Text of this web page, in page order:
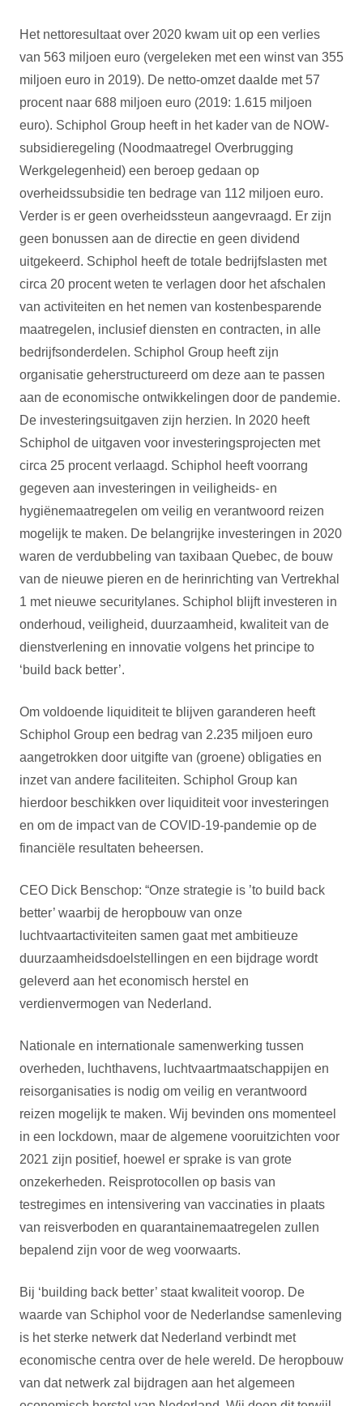
Het nettoresultaat over 2020 kwam uit op een verlies
van 563 miljoen euro (vergeleken met een winst van 355
miljoen euro in 2019). De netto-omzet daalde met 57
procent naar 688 miljoen euro (2019: 1.615 miljoen
euro). Schiphol Group heeft in het kader van de NOW-
subsidieregeling (Noodmaatregel Overbrugging
Werkgelegenheid) een beroep gedaan op
overheidssubsidie ten bedrage van 112 miljoen euro.
Verder is er geen overheidssteun aangevraagd. Er zijn
geen bonussen aan de directie en geen dividend
uitgekeerd. Schiphol heeft de totale bedrijfslasten met
circa 20 procent weten te verlagen door het afschalen
van activiteiten en het nemen van kostenbesparende
maatregelen, inclusief diensten en contracten, in alle
bedrijfsonderdelen. Schiphol Group heeft zijn
organisatie geherstructureerd om deze aan te passen
aan de economische ontwikkelingen door de pandemie.
De investeringsuitgaven zijn herzien. In 2020 heeft
Schiphol de uitgaven voor investeringsprojecten met
circa 25 procent verlaagd. Schiphol heeft voorrang
gegeven aan investeringen in veiligheids- en
hygiënemaatregelen om veilig en verantwoord reizen
mogelijk te maken. De belangrijke investeringen in 2020
waren de verdubbeling van taxibaan Quebec, de bouw
van de nieuwe pieren en de herinrichting van Vertrekhal
1 met nieuwe securitylanes. Schiphol blijft investeren in
onderhoud, veiligheid, duurzaamheid, kwaliteit van de
dienstverlening en innovatie volgens het principe to
‘build back better’.
Om voldoende liquiditeit te blijven garanderen heeft
Schiphol Group een bedrag van 2.235 miljoen euro
aangetrokken door uitgifte van (groene) obligaties en
inzet van andere faciliteiten. Schiphol Group kan
hierdoor beschikken over liquiditeit voor investeringen
en om de impact van de COVID-19-pandemie op de
financiële resultaten beheersen.
CEO Dick Benschop: “Onze strategie is ’to build back
better’ waarbij de heropbouw van onze
luchtvaartactiviteiten samen gaat met ambitieuze
duurzaamheidsdoelstellingen en een bijdrage wordt
geleverd aan het economisch herstel en
verdienvermogen van Nederland.
Nationale en internationale samenwerking tussen
overheden, luchthavens, luchtvaartmaatschappijen en
reisorganisaties is nodig om veilig en verantwoord
reizen mogelijk te maken. Wij bevinden ons momenteel
in een lockdown, maar de algemene vooruitzichten voor
2021 zijn positief, hoewel er sprake is van grote
onzekerheden. Reisprotocollen op basis van
testregimes en intensivering van vaccinaties in plaats
van reisverboden en quarantainemaatregelen zullen
bepalend zijn voor de weg voorwaarts.
Bij ‘building back better’ staat kwaliteit voorop. De
waarde van Schiphol voor de Nederlandse samenleving
is het sterke netwerk dat Nederland verbindt met
economische centra over de hele wereld. De heropbouw
van dat netwerk zal bijdragen aan het algemeen